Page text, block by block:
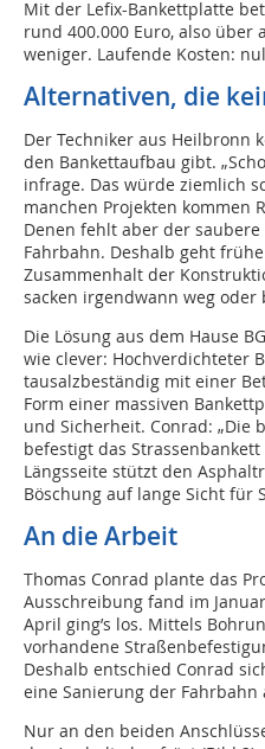
Mit der Lefix-Bankettplatte
rund 400.000 Euro, also
weniger. Laufende Kosten:
Alternativen, die
Der Techniker aus Heilbronn
den Bankettaufbau gibt.
infrage. Das würde ziemlich
manchen Projekten kommen
Denen fehlt aber der
Fahrbahn. Deshalb geht
Zusammenhalt der
sacken irgendwann weg oder
Die Lösung aus dem Hause
wie clever: Hochverdichteter
tausalzbeständig mit einer
Form einer massiven
und Sicherheit. Conrad: „Die
befestigt das
Längsseite stützt den
Böschung auf lange Sicht für
An die Arbeit
Thomas Conrad plante das
Ausschreibung fand im
April ging’s los. Mittels
vorhandene
Deshalb entschied Conrad
eine Sanierung der Fahrbahn
Nur an den beiden